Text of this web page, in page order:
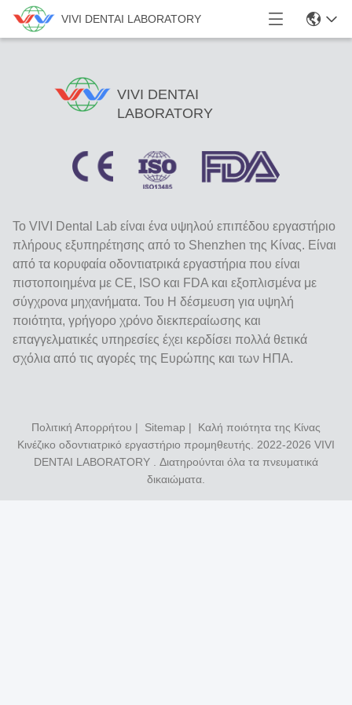
VIVI DENTAI LABORATORY
VIVI DENTAI
LABORATORY
Το VIVI Dental Lab είναι ένα υψηλού επιπέδου εργαστήριο
πλήρους εξυπηρέτησης από το Shenzhen της Κίνας. Είναι
από τα κορυφαία οδοντιατρικά εργαστήρια που είναι
πιστοποιημένα με CE, ISO και FDA και εξοπλισμένα με
σύγχρονα μηχανήματα. Του Η δέσμευση για υψηλή
ποιότητα, γρήγορο χρόνο διεκπεραίωσης και
επαγγελματικές υπηρεσίες έχει κερδίσει πολλά θετικά
σχόλια από τις αγορές της Ευρώπης και των ΗΠΑ.
Πολιτική Απορρήτου | Sitemap | Καλή ποιότητα της Κίνας
Κινέζικο οδοντιατρικό εργαστήριο προμηθευτής. 2022-2026 VIVI
DENTAI LABORATORY . Διατηρούνται όλα τα πνευματικά
δικαιώματα.